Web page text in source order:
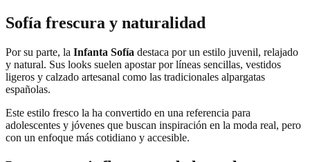
Sofía frescura y naturalidad
Por su parte, la Infanta Sofía destaca por un estilo juvenil, relajado
y natural. Sus looks suelen apostar por líneas sencillas, vestidos
ligeros y calzado artesanal como las tradicionales alpargatas
españolas.
Este estilo fresco la ha convertido en una referencia para
adolescentes y jóvenes que buscan inspiración en la moda real, pero
con un enfoque más cotidiano y accesible.